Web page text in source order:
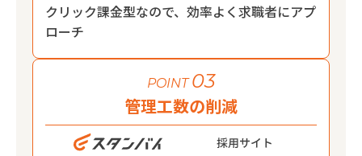
クリック課金型なので、効率よく求職者にアプ
ローチ
POINT 03
管理工数の削減